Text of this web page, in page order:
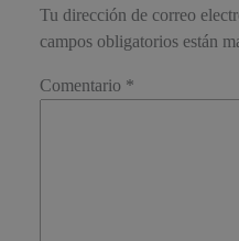
Tu dirección de correo
campos obligatorios están
Comentario *